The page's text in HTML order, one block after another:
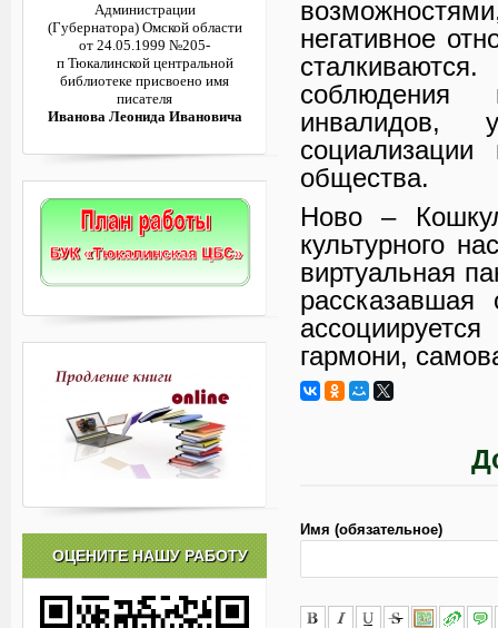
негативное
соблюдения
инвалидов,
общества.
Ново –
культурного
виртуальная
гармони,
Имя (обязательное)
Администрации
(Губернатора) Омской области
от 24.05.1999 №205-
п Тюкалинской центральной
библиотеке присвоено имя
писателя
Иванова Леонида Ивановича
ОЦЕНИТЕ НАШУ РАБОТУ